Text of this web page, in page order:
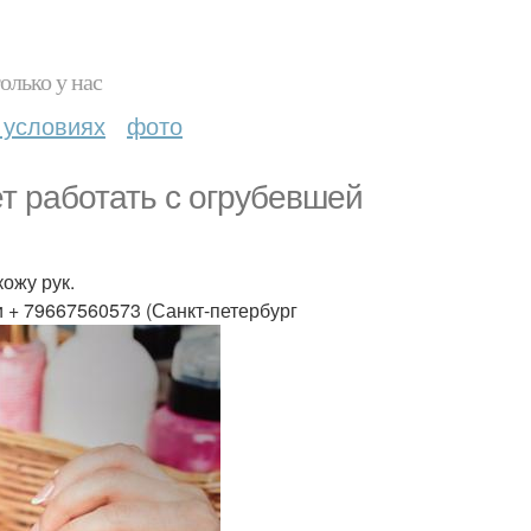
у нас
фото
работать с огрубевшей
рук.
79667560573 (Санкт-петербург